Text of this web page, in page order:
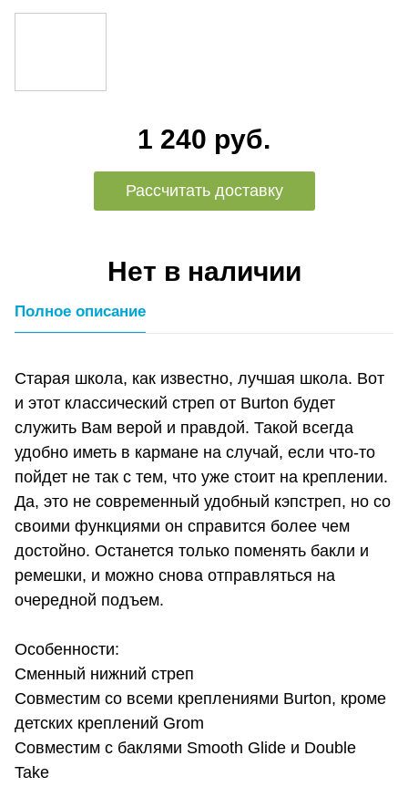
1 240 руб.
Рассчитать доставку
Нет в наличии
Полное описание
Старая школа, как известно, лучшая школа. Вот
и этот классический стреп от Burton будет
служить Вам верой и правдой. Такой всегда
удобно иметь в кармане на случай, если что-то
пойдет не так с тем, что уже стоит на креплении.
Да, это не современный удобный кэпстреп, но со
своими функциями он справится более чем
достойно. Останется только поменять бакли и
ремешки, и можно снова отправляться на
очередной подъем.
Особенности:
Сменный нижний стреп
Совместим со всеми креплениями Burton, кроме
детских креплений Grom
Совместим с баклями Smooth Glide и Double
Take